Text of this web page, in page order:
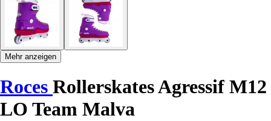
Mehr anzeigen
Roces Rollerskates Agressif M12
LO Team Malva